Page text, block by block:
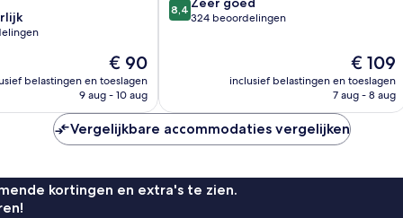
De
prijs
is
€ 90
belastingen en toeslagen
9 aug - 10 aug
van
8,4
324 beoordelingen
De
prijs
is
€ 109
inclusief belastingen en toeslagen
7 aug - 8 aug
Vergelijkbare accommodaties vergelijken
kortingen en extra's te zien.